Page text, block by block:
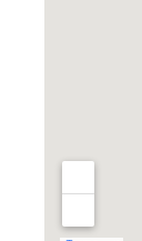
לחצו לרשימת